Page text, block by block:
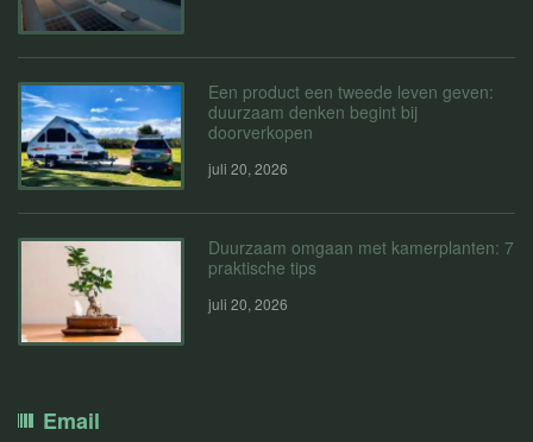
Een product een tweede leven geven:
duurzaam denken begint bij
doorverkopen
juli 20, 2026
Duurzaam omgaan met kamerplanten: 7
praktische tips
juli 20, 2026
Email